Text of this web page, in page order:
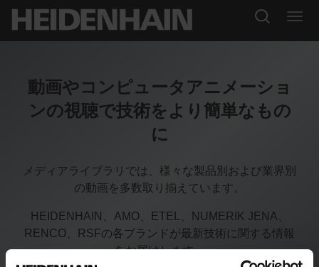
動画やコンピュータアニメーショ
ンの視聴で技術をより簡単なもの
に
メディアライブラリでは、様々な製品別および業界別
の動画を多数取り揃えています。
HEIDENHAIN、AMO、ETEL、NUMERIK JENA、
RENCO、RSFの各ブランドが最新技術に関する情報
をお届けします。